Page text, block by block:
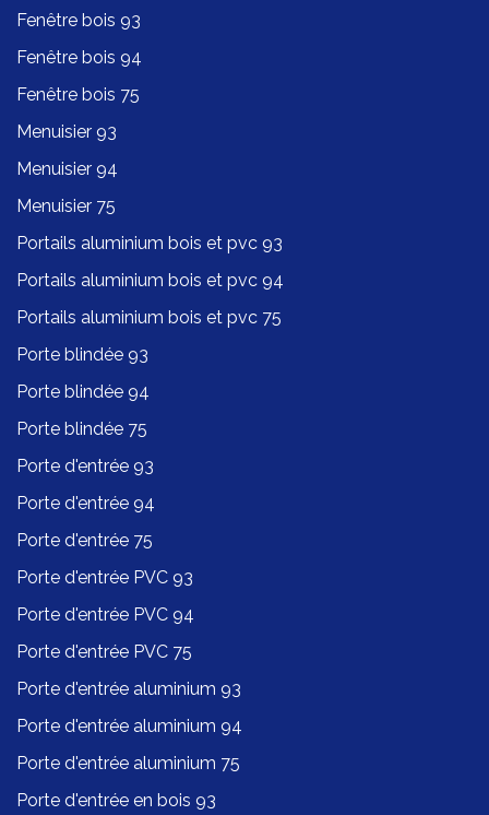
Fenêtre bois 93
Fenêtre bois 94
Fenêtre bois 75
Menuisier 93
Menuisier 94
Menuisier 75
Portails aluminium bois et pvc 93
Portails aluminium bois et pvc 94
Portails aluminium bois et pvc 75
Porte blindée 93
Porte blindée 94
Porte blindée 75
Porte d'entrée 93
Porte d'entrée 94
Porte d'entrée 75
Porte d'entrée PVC 93
Porte d'entrée PVC 94
Porte d'entrée PVC 75
Porte d'entrée aluminium 93
Porte d'entrée aluminium 94
Porte d'entrée aluminium 75
Porte d'entrée en bois 93